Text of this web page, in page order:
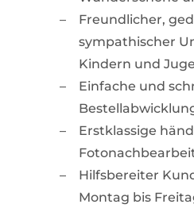
Freundlicher,
sympathischer
Kindern und
Einfache und
Erstklassige
Hilfsbereiter
Montag bis